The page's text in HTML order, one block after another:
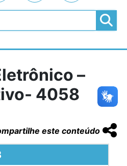
–
4058
este conteúdo